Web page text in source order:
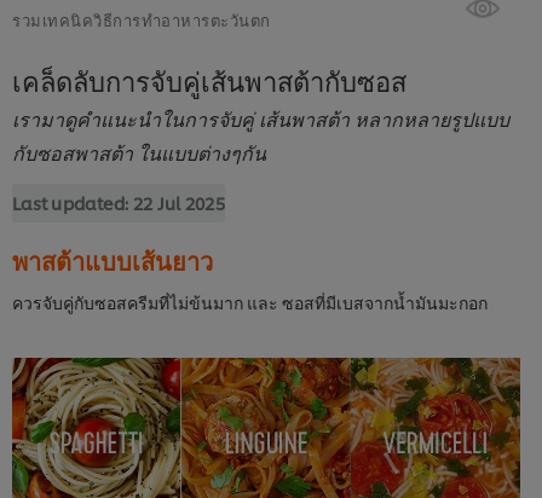
รวมเทคนิควิธีการทำอาหารตะวันตก
เคล็ดลับการจับคู่เส้นพาสต้ากับซอส
เรามาดูคำแนะนำในการจับคู่ เส้นพาสต้า หลากหลายรูปแบบ
กับซอสพาสต้า ในแบบต่างๆกัน
Last updated: 22 Jul 2025
พาสต้าแบบเส้นยาว
ควรจับคู่กับซอสครีมที่ไม่ข้นมาก และ ซอสที่มีเบสจากน้ำมันมะกอก